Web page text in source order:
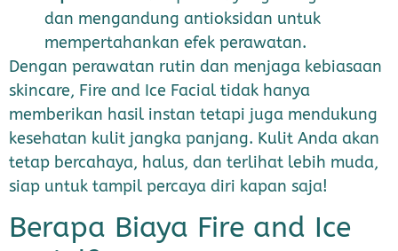
dan mengandung antioksidan untuk
mempertahankan efek perawatan.
Dengan perawatan rutin dan menjaga kebiasaan
skincare, Fire and Ice Facial tidak hanya
memberikan hasil instan tetapi juga mendukung
kesehatan kulit jangka panjang. Kulit Anda akan
tetap bercahaya, halus, dan terlihat lebih muda,
siap untuk tampil percaya diri kapan saja!
Berapa Biaya Fire and Ice